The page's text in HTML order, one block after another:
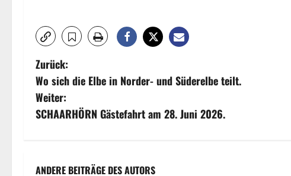
B
e
i
r
Zurück:
Wo sich die Elbe in Norder- und Süderelbe teilt.
Weiter:
SCHAARHÖRN Gästefahrt am 28. Juni 2026.
ANDERE BEITRÄGE DES AUTORS